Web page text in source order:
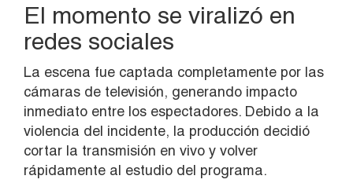
El momento se viralizó en
redes sociales
La escena fue captada completamente por las
cámaras de televisión, generando impacto
inmediato entre los espectadores. Debido a la
violencia del incidente, la producción decidió
cortar la transmisión en vivo y volver
rápidamente al estudio del programa.